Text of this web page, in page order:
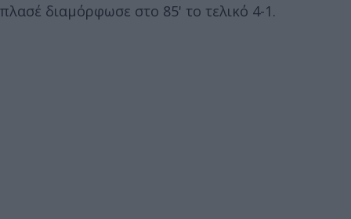
πλασέ διαμόρφωσε στο 85' το τελικό 4-1.